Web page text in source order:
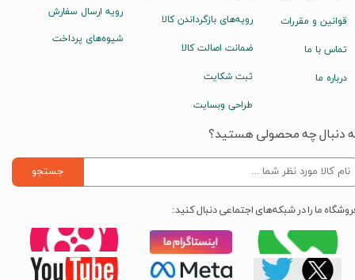
رویه ارسال سفارش
شیوه‌های پرداخت
رویه‌های بازگرداندن کالا
ضمانت اصالت کالا
ثبت شکایت
طراحی وبسایت
قوانین و مقررات
تماس با ما
درباره ما
دنبال چه محصولی هستید؟
جستجو
ما را در شبکه‌های اجتماعی دنبال کنید: